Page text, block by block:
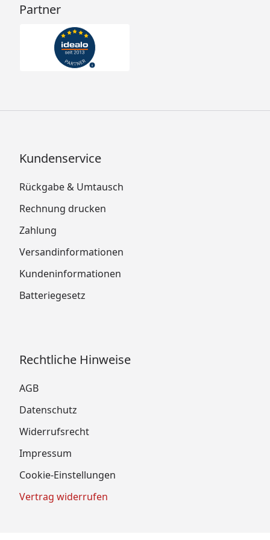
Partner
Kundenservice
Rückgabe & Umtausch
Rechnung drucken
Zahlung
Versandinformationen
Kundeninformationen
Batteriegesetz
Rechtliche Hinweise
AGB
Datenschutz
Widerrufsrecht
Impressum
Cookie-Einstellungen
Vertrag widerrufen